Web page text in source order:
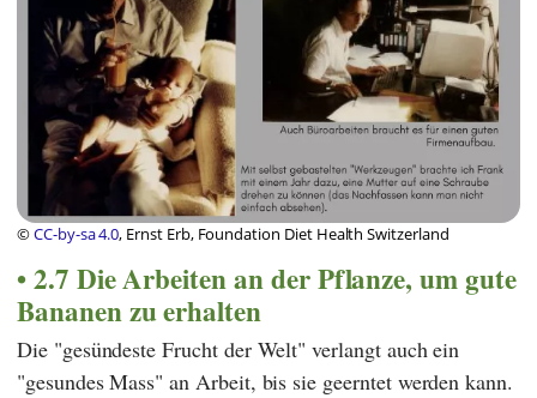
©CC-by-sa 4.0, Ernst Erb, Foundation Diet Health Switzerland
2.7 Die Arbeiten an der Pflanze, um gute
Bananen zu erhalten
Die "gesündeste Frucht der Welt" verlangt auch ein
"gesundes Mass" an Arbeit, bis sie geerntet werden kann.